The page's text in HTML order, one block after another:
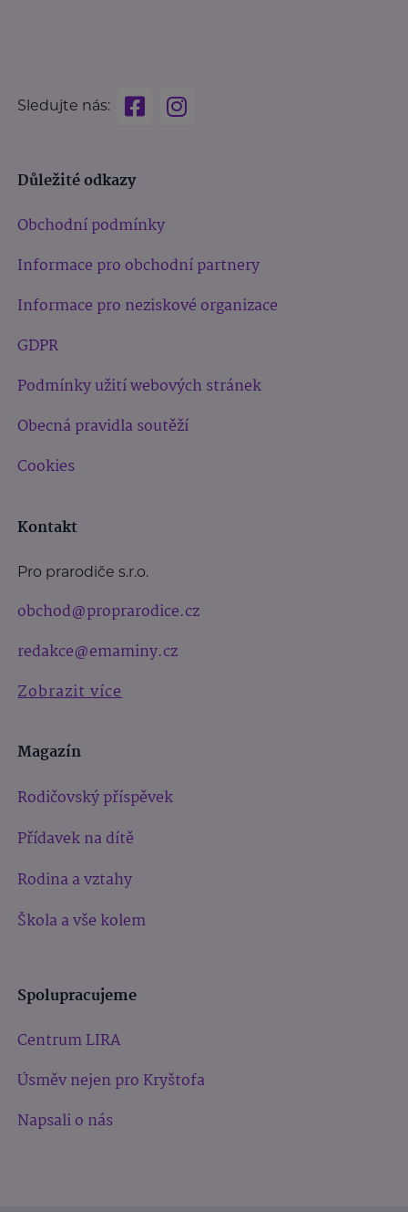
Sledujte nás:
Důležité odkazy
Obchodní podmínky
Informace pro obchodní partnery
Informace pro neziskové organizace
GDPR
Podmínky užití webových stránek
Obecná pravidla soutěží
Cookies
Kontakt
Pro prarodiče s.r.o.
obchod@proprarodice.cz
redakce@emaminy.cz
Zobrazit více
Magazín
Rodičovský příspěvek
Přídavek na dítě
Rodina a vztahy
Škola a vše kolem
Spolupracujeme
Centrum LIRA
Úsměv nejen pro Kryštofa
Napsali o nás